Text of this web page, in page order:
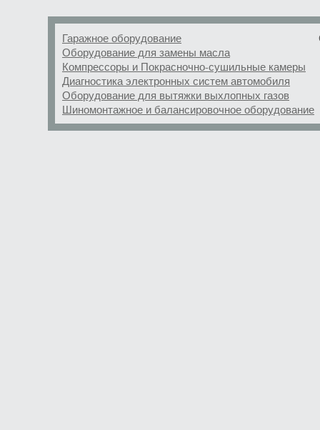
Гаражное оборудование
Оборудование для замены масла
Компрессоры и Покрасночно-сушильные камеры
Диагностика электронных систем автомобиля
Оборудование для вытяжки выхлопных газов
Шиномонтажное и балансировочное оборудование